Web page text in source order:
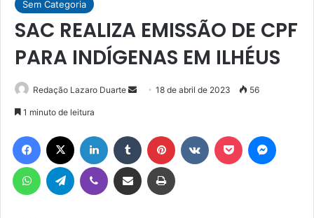
Sem Categoria
SAC REALIZA EMISSÃO DE CPF
PARA INDÍGENAS EM ILHÉUS
Redação Lazaro Duarte
Mande
mail
18 de abril de 2023 56
1 minuto de leitura
Facebook Linkedin Tumblr Pinterest Pocket
WhatsAppTelegram Viber Compartilhar via e-mail Imprimir